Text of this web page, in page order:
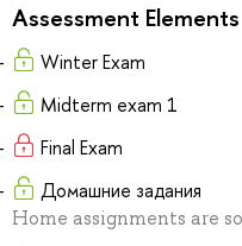
Assessment Elements
Winter Exam
Midterm exam 1
Final Exam
Домашние задания
Home assignments are